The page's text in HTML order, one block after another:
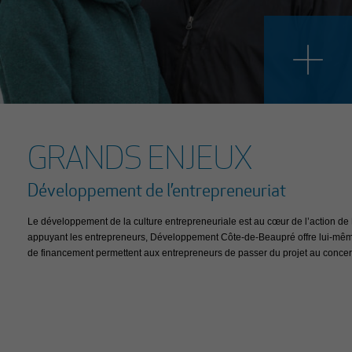
à un vaste réseau
solutions techniques et